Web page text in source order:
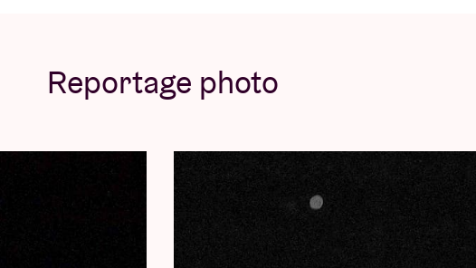
Après une pause de sept ans, 'Godspeed' est revenu
écoulées et ils ont donné des centaines de concerts
ils dévoileront leur huitième album sous l'éminent
aucun doute l'un de ces concerts à ne pas manquer
Reportage photo